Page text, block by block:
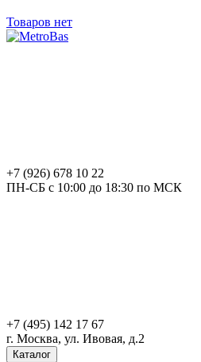
Товаров нет
+7 (926) 678 10 22
ПН-СБ с 10:00 до 18:30 по МСК
+7 (495) 142 17 67
г. Москва, ул. Ивовая, д.2
Каталог